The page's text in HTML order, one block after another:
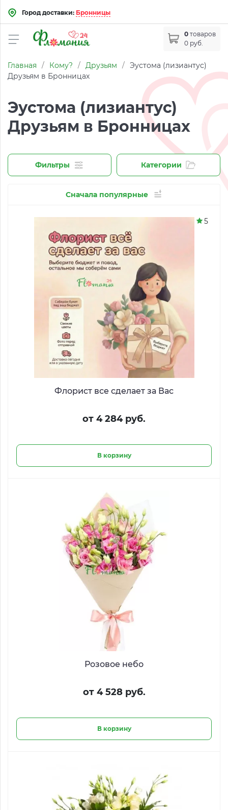
Город доставки: Бронницы
0 товаров
0 руб.
Главная / Кому? / Друзьям / Эустома (лизиантус)
Друзьям в Бронницах
Эустома (лизиантус)
Друзьям в Бронницах
Фильтры Категории
Сначала популярные
Флорист все сделает за Вас
от 4 284 руб.
В корзину
5
Розовое небо
от 4 528 руб.
В корзину